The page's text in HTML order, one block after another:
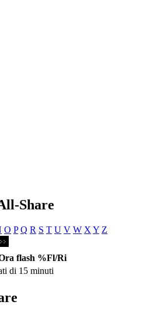
Share
O P Q R S T U V W X Y Z
flash %Fl/Ri
di 15 minuti